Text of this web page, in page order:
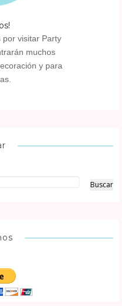
por visitar Party
muchos
y para